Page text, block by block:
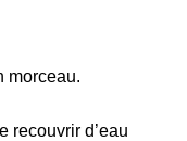
morceau.
recouvrir d’eau